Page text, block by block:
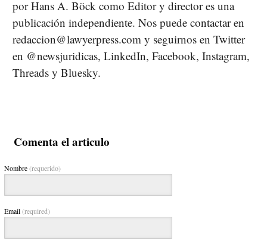
por Hans A. Böck como Editor y director es una
publicación independiente. Nos puede contactar en
redaccion@lawyerpress.com y seguirnos en Twitter
en @newsjuridicas, LinkedIn, Facebook, Instagram,
Threads y Bluesky.
Comenta el articulo
Nombre(requerido)
Email(required)